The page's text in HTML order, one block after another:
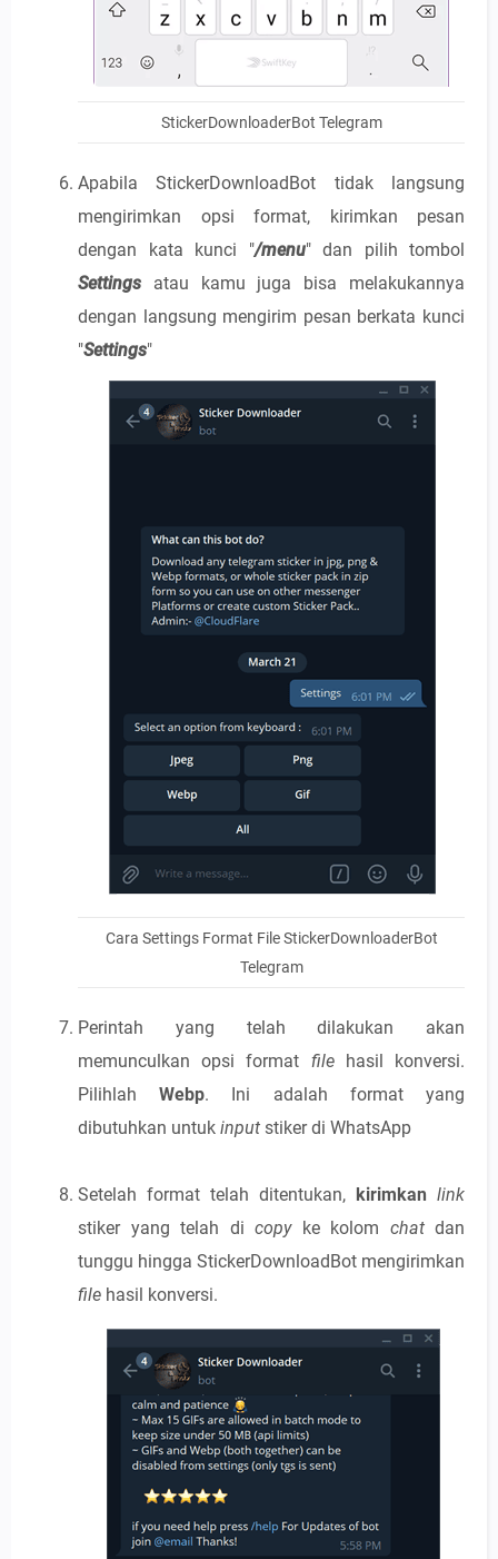
StickerDownloaderBot Telegram
Apabila StickerDownloadBot tidak langsung
mengirimkan opsi format, kirimkan pesan
dengan kata kunci "/menu" dan pilih tombol
Settings atau kamu juga bisa melakukannya
dengan langsung mengirim pesan berkata kunci
"Settings"
Cara Settings Format File StickerDownloaderBot
Telegram
Perintah yang telah dilakukan akan
memunculkan opsi format file hasil konversi.
PilihlahWebp. Ini adalah format yang
dibutuhkan untuk input stiker di WhatsApp
Setelah format telah ditentukan, kirimkan link
stiker yang telah di copyke kolom chat dan
tunggu hingga StickerDownloadBot mengirimkan
file hasil konversi.